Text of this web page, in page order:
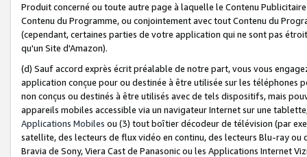
Produit concerné ou toute autre page à laquelle le Contenu
Contenu du Programme, ou conjointement avec tout Contenu du
(cependant, certaines parties de votre application qui ne sont pas
qu'un Site d'Amazon).
(d) Sauf accord exprès écrit préalable de notre part, vous vous
application conçue pour ou destinée à être utilisée sur les téléphones
non conçus ou destinés à être utilisés avec de tels dispositifs, mais
appareils mobiles accessible via un navigateur Internet sur une
Applications Mobiles ou (3) tout boîtier décodeur de télévision (par
satellite, des lecteurs de flux vidéo en continu, des lecteurs Blu-ray
Bravia de Sony, Viera Cast de Panasonic ou les Applications Internet